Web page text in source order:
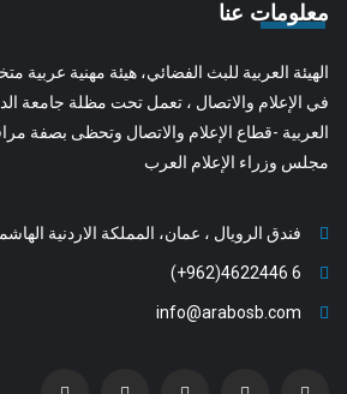
معلومات عنا
الهيئة العربية للبث الفضائي، هيئة مهنية عربية
في الإعلام والاتصال ، تعمل تحت مظلة جامعة
العربية -قطاع الإعلام والاتصال وتحظى بصفة
مجلس وزراء الإعلام العرب
فندق الرويال ، عمان، المملكة الاردنية
6 4622446(962+)
info@arabosb.com